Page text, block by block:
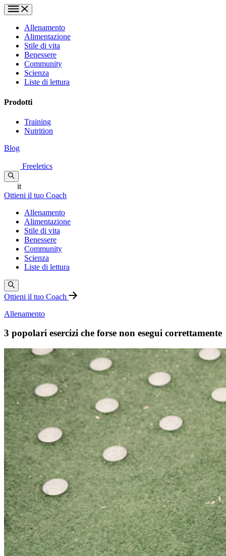
Allenamento
Alimentazione
Stile di vita
Benessere
Community
Scienza
Liste di lettura
Prodotti
Training
Nutrition
Blog
Freeletics
it
Ottieni il tuo Coach
Allenamento
Alimentazione
Stile di vita
Benessere
Community
Scienza
Liste di lettura
Ottieni il tuo Coach
Allenamento
3 popolari esercizi che forse non esegui correttamente